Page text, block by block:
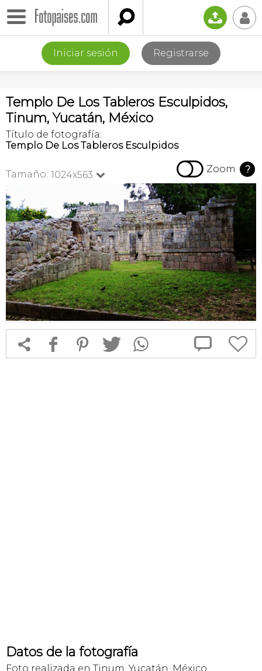
 📤 👤
Iniciar sesión Registrarse
Templo De Los Tableros Esculpidos,
Tinum, Yucatán, México
Título de fotografía:
Templo De Los Tableros Esculpidos
Tamaño: 1024x563   Zoom ?
 f 1 T  
Datos de la fotografía
Foto realizada en Tinum, Yucatán, México.